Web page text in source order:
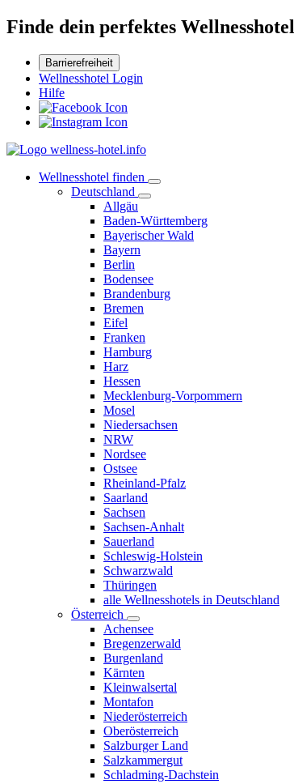
Finde dein perfektes Wellnesshotel
Barrierefreiheit
Wellnesshotel Login
Hilfe
Wellnesshotel finden
Deutschland
Allgäu
Baden-Württemberg
Bayerischer Wald
Bayern
Berlin
Bodensee
Brandenburg
Bremen
Eifel
Franken
Hamburg
Harz
Hessen
Mecklenburg-Vorpommern
Mosel
Niedersachsen
NRW
Nordsee
Ostsee
Rheinland-Pfalz
Saarland
Sachsen
Sachsen-Anhalt
Sauerland
Schleswig-Holstein
Schwarzwald
Thüringen
alle Wellnesshotels in Deutschland
Österreich
Achensee
Bregenzerwald
Burgenland
Kärnten
Kleinwalsertal
Montafon
Niederösterreich
Oberösterreich
Salzburger Land
Salzkammergut
Schladming-Dachstein